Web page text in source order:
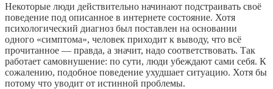
Некоторые люди действительно начинают подстраивать своё
поведение под описанное в интернете состояние. Хотя
психологический диагноз был поставлен на основании
одного «симптома», человек приходит к выводу, что всё
прочитанное — правда, а значит, надо соответствовать. Так
работает самовнушение: по сути, люди убеждают сами себя. К
сожалению, подобное поведение ухудшает ситуацию. Хотя бы
потому что уводит от истинной проблемы.